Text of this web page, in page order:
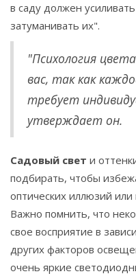
в саду должен
затуманивать их".
"Психология
вас, так как
требует
утверждает он.
Садовый свет и
подбирать, чтобы
оптических иллюзий
Важно помнить, что
свое восприятие в
других факторов
очень яркие